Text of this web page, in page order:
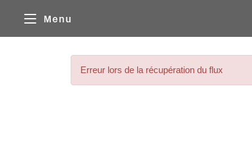
Menu
Erreur lors de la récupération du flux